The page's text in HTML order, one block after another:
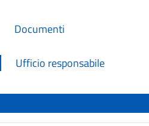
Documenti
Ufficio responsabile